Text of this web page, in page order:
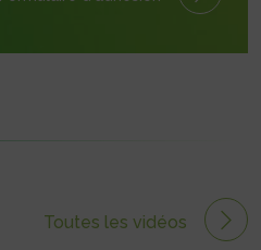
Toutes les vidéos